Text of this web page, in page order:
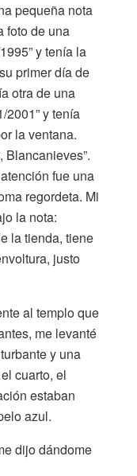
pequeña nota
foto de una
y tenía la
primer día de
otra de una
2001” y tenía
la ventana.
fue una
regordeta. Mi
la nota:
la tienda, tiene
justo
al templo que
me levanté
y una
cuarto, el
estaban
azul.
dijo dándome